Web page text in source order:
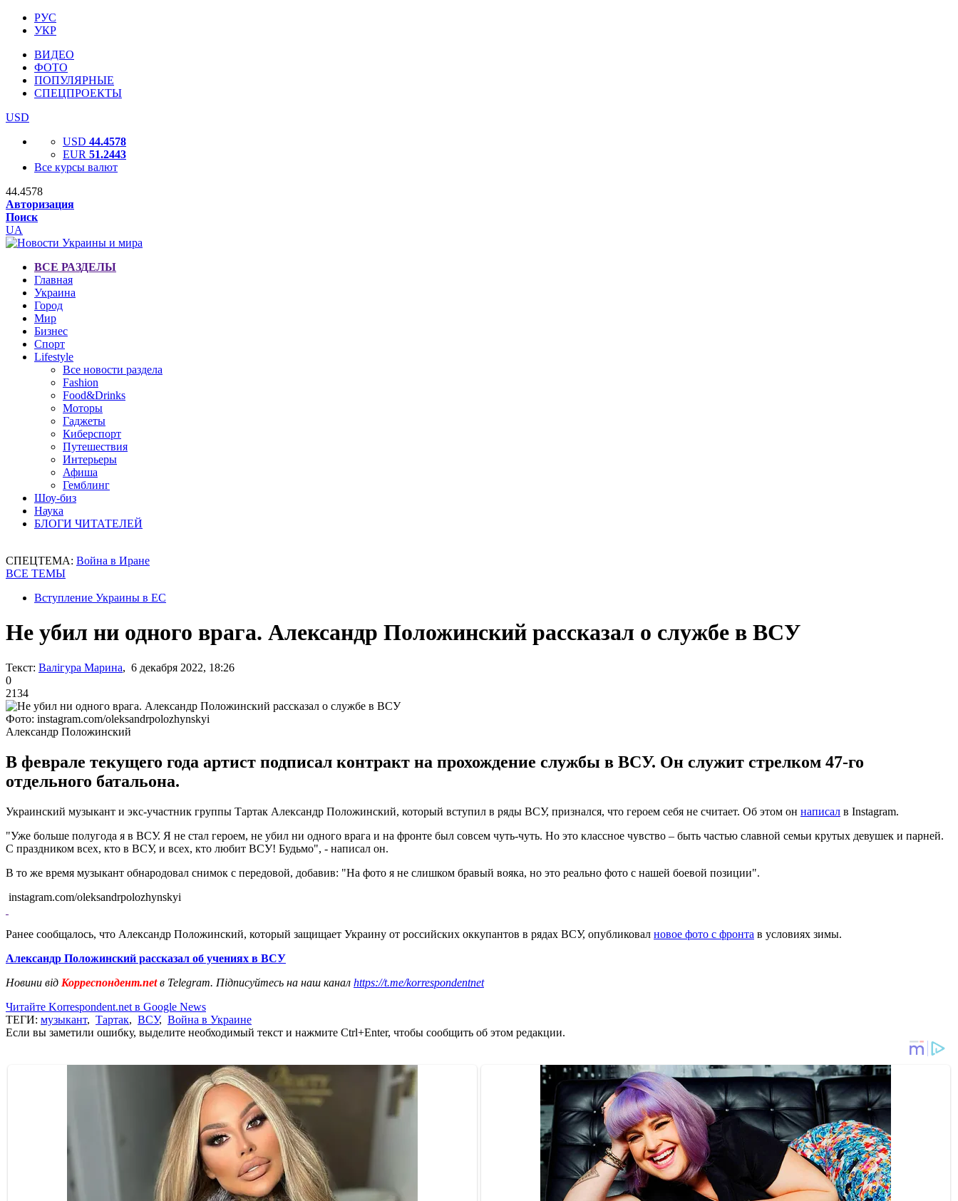
РУС
УКР
ВИДЕО
ФОТО
ПОПУЛЯРНЫЕ
СПЕЦПРОЕКТЫ
USD
USD 44.4578
EUR 51.2443
Все курсы валют
44.4578
Авторизация
Поиск
UA
ВСЕ РАЗДЕЛЫ
Главная
Украина
Город
Мир
Бизнес
Спорт
Lifestyle
Все новости раздела
Fashion
Food&Drinks
Моторы
Гаджеты
Киберспорт
Путешествия
Интерьеры
Афиша
Гемблинг
Шоу-биз
Наука
БЛОГИ ЧИТАТЕЛЕЙ
СПЕЦТЕМА: Война в Иране
ВСЕ ТЕМЫ
Вступление Украины в ЕС
Не убил ни одного врага. Александр Положинский рассказал о службе в ВСУ
Текст: Валігура Марина, 6 декабря 2022, 18:26
0
2134
Фото: instagram.com/oleksandrpolozhynskyi
Александр Положинский
В феврале текущего года артист подписал контракт на прохождение службы в ВСУ. Он служит стрелком 47-го
отдельного батальона.
Украинский музыкант и экс-участник группы Тартак Александр Положинский, который вступил в ряды ВСУ, признался, что героем себя не считает. Об этом он написал в Instagram.
"Уже больше полугода я в ВСУ. Я не стал героем, не убил ни одного врага и на фронте был совсем чуть-чуть. Но это классное чувство – быть частью славной семьи крутых девушек и парней.
С праздником всех, кто в ВСУ, и всех, кто любит ВСУ! Будьмо", - написал он.
В то же время музыкант обнародовал снимок с передовой, добавив: "На фото я не слишком бравый вояка, но это реально фото с нашей боевой позиции".
instagram.com/oleksandrpolozhynskyi
Ранее сообщалось, что Александр Положинский, который защищает Украину от российских оккупантов в рядах ВСУ, опубликовал новое фото с фронта в условиях зимы.
Александр Положинский рассказал об учениях в ВСУ
Новини від Корреспондент.netв Telegram. Підписуйтесь на наш канал https://t.me/korrespondentnet
Читайте Korrespondent.net в Google News
ТЕГИ: музыкант, Тартак, ВСУ, Война в Украине
Если вы заметили ошибку, выделите необходимый текст и нажмите Ctrl+Enter, чтобы сообщить об этом редакции.